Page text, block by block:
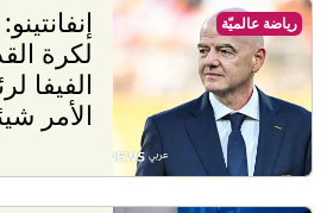
لكرة
الفيفا
الأمر
رياضة عالميّة